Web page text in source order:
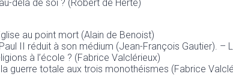
delà de soi ? (Robert de Herte)
au point mort (Alain de Benoist)
II réduit à son médium (Jean-François Gautier). –
à l’école ? (Fabrice Valclérieux)
guerre totale aux trois monothéismes (Fabrice